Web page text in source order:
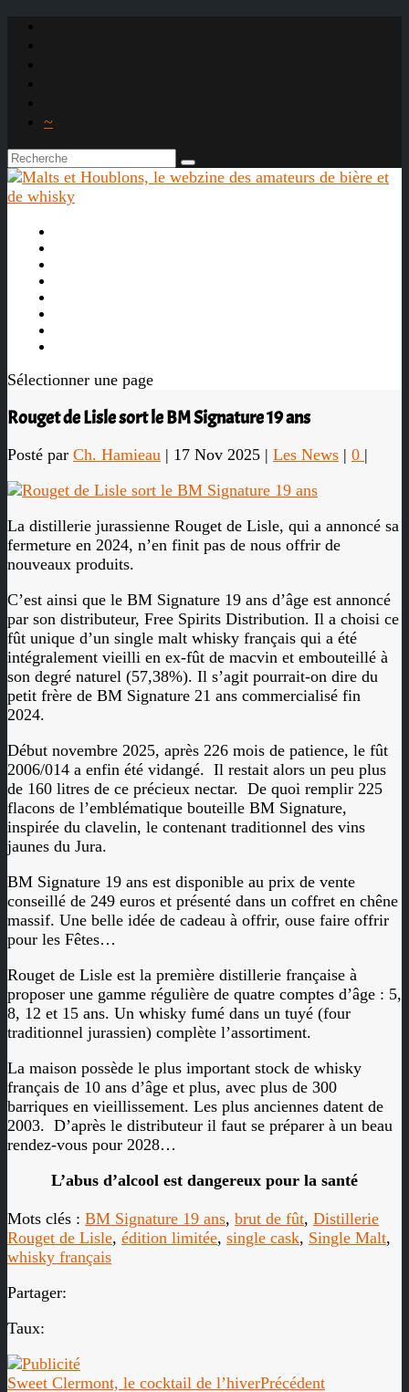
~
Sélectionner une page
Rouget de Lisle sort le BM Signature 19 ans
Posté par Ch. Hamieau | 17 Nov 2025 | Les News | 0 |
La distillerie jurassienne Rouget de Lisle, qui a annoncé sa
fermeture en 2024, n’en finit pas de nous offrir de
nouveaux produits.
C’est ainsi que le BM Signature 19 ans d’âge est annoncé
par son distributeur, Free Spirits Distribution. Il a choisi ce
fût unique d’un single malt whisky français qui a été
intégralement vieilli en ex-fût de macvin et embouteillé à
son degré naturel (57,38%). Il s’agit pourrait-on dire du
petit frère de BM Signature 21 ans commercialisé fin
2024.
Début novembre 2025, après 226 mois de patience, le fût
2006/014 a enfin été vidangé. Il restait alors un peu plus
de 160 litres de ce précieux nectar. De quoi remplir 225
flacons de l’emblématique bouteille BM Signature,
inspirée du clavelin, le contenant traditionnel des vins
jaunes du Jura.
BM Signature 19 ans est disponible au prix de vente
conseillé de 249 euros et présenté dans un coffret en chêne
massif. Une belle idée de cadeau à offrir, ouse faire offrir
pour les Fêtes…
Rouget de Lisle est la première distillerie française à
proposer une gamme régulière de quatre comptes d’âge : 5,
8, 12 et 15 ans. Un whisky fumé dans un tuyé (four
traditionnel jurassien) complète l’assortiment.
La maison possède le plus important stock de whisky
français de 10 ans d’âge et plus, avec plus de 300
barriques en vieillissement. Les plus anciennes datent de
2003. D’après le distributeur il faut se préparer à un beau
rendez-vous pour 2028…
L’abus d’alcool est dangereux pour la santé
Mots clés : BM Signature 19 ans, brut de fût, Distillerie
Rouget de Lisle, édition limitée, single cask, Single Malt,
whisky français
Partager:
Taux:
Sweet Clermont, le cocktail de l’hiverPrécédent